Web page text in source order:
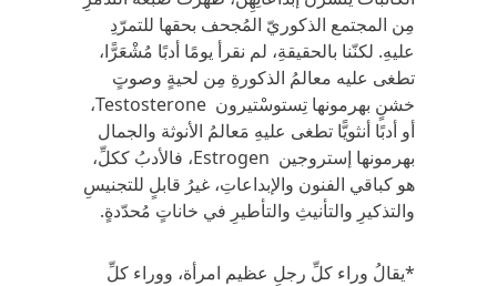
مِن المجتمع الذكوريّ المُجحف بحقها للتمرّدِ
عليهِ. لكنّنا بالحقيقةِ، لم نقرأ يومًا أدبًا مُشْعَرًّا،
تطغى عليه معالمُ الذكورةِ مِن لحيةٍ وصوتٍ
خشنٍ بهرمونها تِستوسْتيرون Testosterone،
أو أدبًا أنثويًّا تطغى عليهِ مَعالمُ الأنوثة والجمال
بهرمونها إستروجين Estrogen، فالأدبُ ككلِّ،
هو كباقي الفنون والإبداعاتِ، غيرُ قابلٍ للتجنيسِ
والتذكيرِ والتأنيثِ والتأطيرِ في خاناتٍ مُحدّدةٍ.
*يقالُ وراء كلِّ رجلٍ عظيم امرأة، ووراء كلِّ